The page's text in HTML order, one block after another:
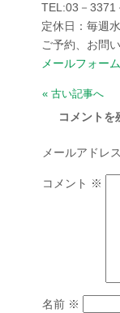
TEL:03－3371
定休日：毎週
ご予約、お問
メールフォーム
« 古い記事へ
コメントを
メールアドレ
コメント ※
名前 ※